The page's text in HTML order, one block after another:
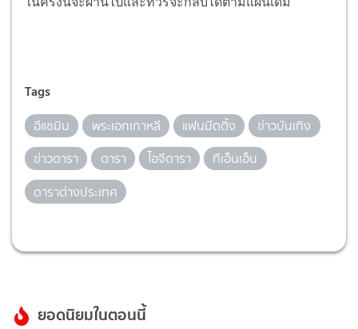
Tags
อีแชมิน พระเอกเกาหลี แฟนมีตติ้ง
ข่าวบันเทิง
ข่าวดารา
ดารา ไอจีดารา
ทีเอ็นเอ็น
ดาราต่างประเทศ
ยอดนิยมในตอนนี้